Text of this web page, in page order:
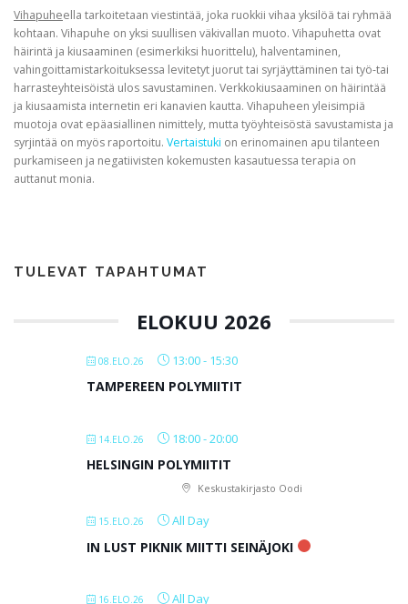
Vihapuheella tarkoitetaan viestintää, joka ruokkii vihaa yksilöä tai ryhmää
kohtaan. Vihapuhe on yksi suullisen väkivallan muoto. Vihapuhetta ovat
häirintä ja kiusaaminen (esimerkiksi huorittelu), halventaminen,
vahingoittamistarkoituksessa levitetyt juorut tai syrjäyttäminen tai työ-tai
harrasteyhteisöistä ulos savustaminen. Verkkokiusaaminen on häirintää
ja kiusaamista internetin eri kanavien kautta. Vihapuheen yleisimpiä
muotoja ovat epäasiallinen nimittely, mutta työyhteisöstä savustamista ja
syrjintää on myös raportoitu. Vertaistuki on erinomainen apu tilanteen
purkamiseen ja negatiivisten kokemusten kasautuessa terapia on
auttanut monia.
TULEVAT TAPAHTUMAT
ELOKUU 2026
08.ELO.26 13:00- 15:30
TAMPEREEN POLYMIITIT
14.ELO.26 18:00-20:00
HELSINGIN POLYMIITIT
Keskustakirjasto Oodi
15.ELO.26 All Day
IN LUST PIKNIK MIITTI SEINÄJOKI
16.ELO.26 All Day